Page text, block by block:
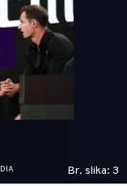
Br. slika: 3